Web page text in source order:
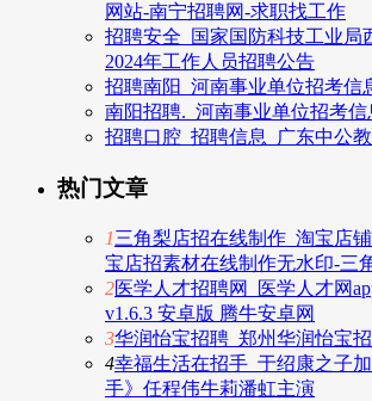
网站-南宁招聘网-求职找工作
招聘安全_国家国防科技工业局
2024年工作人员招聘公告
招聘南阳_河南事业单位招考信
南阳招聘._河南事业单位招考信
招聘口腔_招聘信息_广东中公
热门文章
1三角梨店招在线制作_淘宝店
宝店招素材在线制作无水印-三
2医学人才招聘网_医学人才网
v1.6.3 安卓版 腾牛安卓网
3华润怡宝招聘_郑州华润怡宝
4幸福生活在招手_于绍康之子
手》任程伟牛莉潘虹主演